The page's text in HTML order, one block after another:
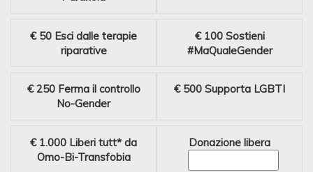
€ 50 Esci dalle terapie
riparative
€ 100 Sostieni
#MaQualeGender
€ 250 Ferma il controllo
No-Gender
€ 500 Supporta LGBTI
€ 1.000 Liberi tutt* da
Omo-Bi-Transfobia
Donazione libera